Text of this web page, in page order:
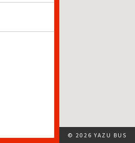
© 2026 YAZU BUS